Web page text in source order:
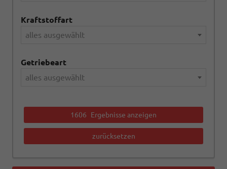
Kraftstoffart
alles ausgewählt
Getriebeart
alles ausgewählt
1606 Ergebnisse anzeigen
zurücksetzen